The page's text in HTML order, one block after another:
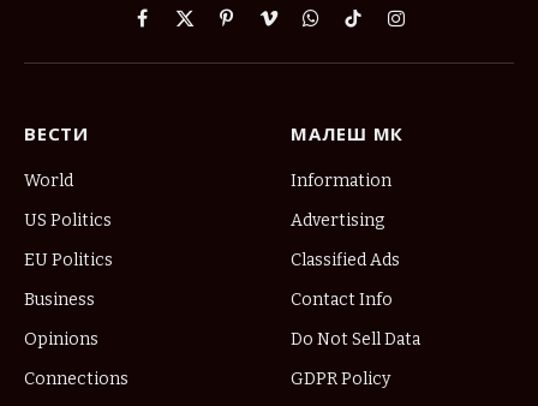
Facebook
X
PinterestVimeoWhatsApp
TikTokInstagram
ВЕСТИ
World
US Politics
EU Politics
Business
Opinions
Connections
МАЛЕШ МК
Information
Advertising
Classified Ads
Contact Info
Do Not Sell Data
GDPR Policy